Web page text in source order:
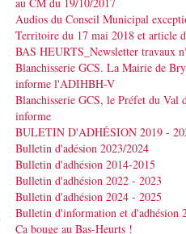
Audios du Conseil Municipal
Territoire du 17 mai 2018 et article
BAS HEURTS_Newsletter travaux
Blanchisserie GCS. La Mairie de
informe l'ADIHBH-V
Blanchisserie GCS, le Préfet du Val
informe
BULETIN D'ADHÉSION 2019 -
Bulletin d'adésion 2023/2024
Bulletin d'adhésion 2014-2015
Bulletin d'adhésion 2022 - 2023
Bulletin d'adhésion 2024 - 2025
Bulletin d'information et d'adhésion
Ça bouge au Bas-Heurts !